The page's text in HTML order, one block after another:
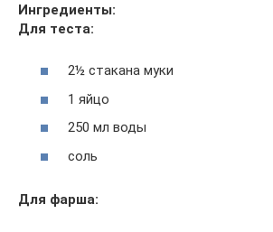
Ингредиенты:
Для теста:
2½ стакана муки
1 яйцо
250 мл воды
соль
Для фарша: